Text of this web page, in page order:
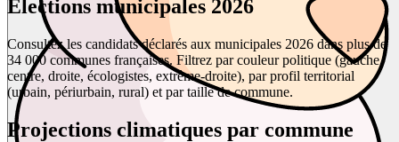
Élections municipales 2026
Consultez les candidats déclarés aux municipales 2026 dans plus de
34 000 communes françaises. Filtrez par couleur politique (gauche,
centre, droite, écologistes, extrême-droite), par profil territorial
(urbain, périurbain, rural) et par taille de commune.
Projections climatiques par commune